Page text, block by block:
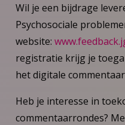
Wil je een bijdrage
Psychosociale
website:
registratie krijg je
het digitale
Heb je interesse in
commentaarrondes?